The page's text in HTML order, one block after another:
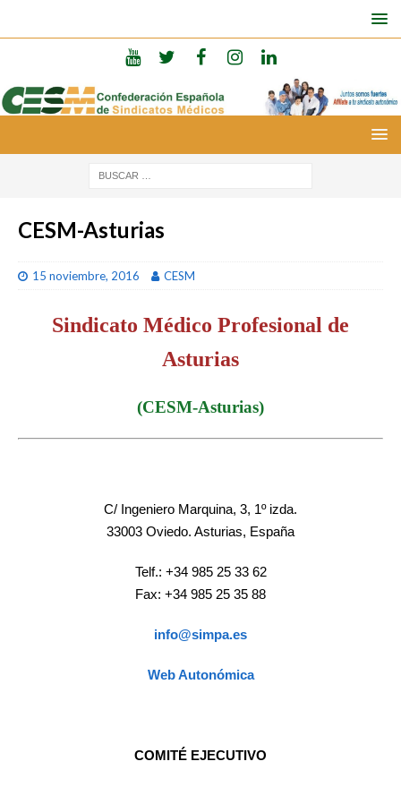
CESM-Asturias
15 noviembre, 2016 CESM
Sindicato Médico Profesional de
Asturias
(CESM-Asturias)
C/ Ingeniero Marquina, 3, 1º izda.
33003 Oviedo. Asturias, España
Telf.: +34 985 25 33 62
Fax: +34 985 25 35 88
info@simpa.es
Web Autonómica
COMITÉ EJECUTIVO